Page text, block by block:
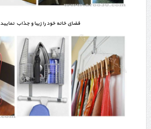
فضای خانه خود را زیبا و جذاب نمایید